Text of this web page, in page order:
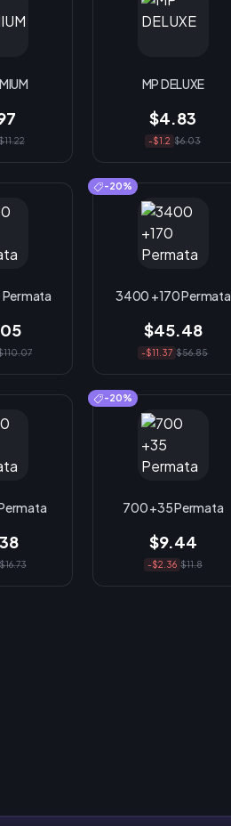
MP DELUXE
$4.83
-$1.2 $6.03
-20%
3400 +170 Permata
$45.48
-$11.37 $56.85
-20%
700 +35 Permata
$9.44
-$2.36 $11.8